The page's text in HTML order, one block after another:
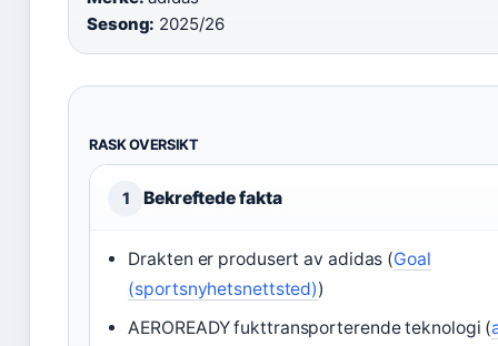
Sesong: 2025/26
RASK OVERSIKT
1 Bekreftede fakta
Drakten er produsert av adidas (Goal
(sportsnyhetsnettsted))
AEROREADY fukttransporterende teknologi (